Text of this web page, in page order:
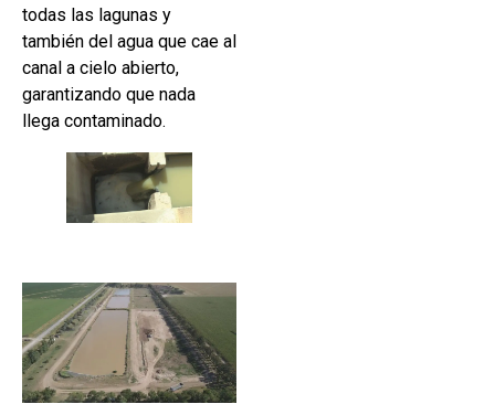
todas las lagunas y
también del agua que cae al
canal a cielo abierto,
garantizando que nada
llega contaminado.